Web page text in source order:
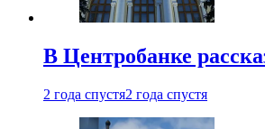
В Центробанке
2 года спустя2 года спустя